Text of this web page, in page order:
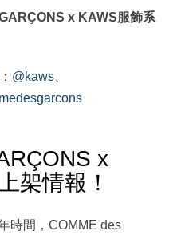
x KAWS服飾系
@kaws
x
架情報！
時間，COMME des